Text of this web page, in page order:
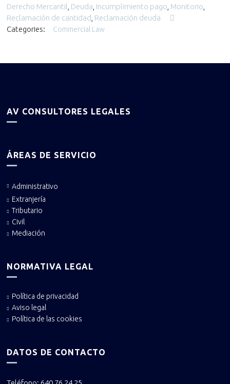
Derecho Mercantil
Deuda Incumplimiento pago Monitorio
Reclamación de cantidad Reclamación deuda
Categories:
Commercial Law
AV CONSULTORES LEGALES
ÁREAS DE SERVICIO
Administrativo
Extranjería
Tributario
Civil
Mediación
NORMATIVA LEGAL
Política de privacidad
Aviso legal
Política de las cookies
DATOS DE CONTACTO